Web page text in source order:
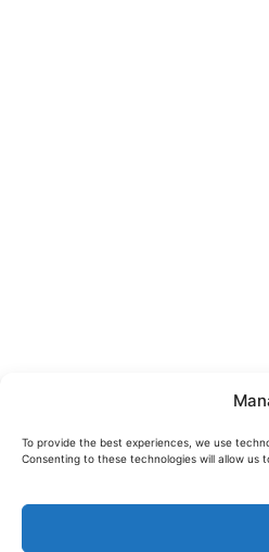
To provide the best experiences, we use
Consenting to these technologies will allow us